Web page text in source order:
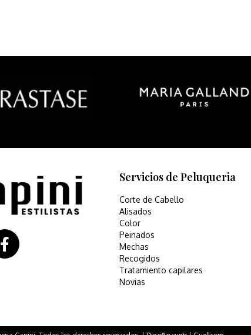
Servicios de Peluqueria
Corte de Cabello
Alisados
Color
Peinados
Mechas
Recogidos
Tratamiento capilares
Novias